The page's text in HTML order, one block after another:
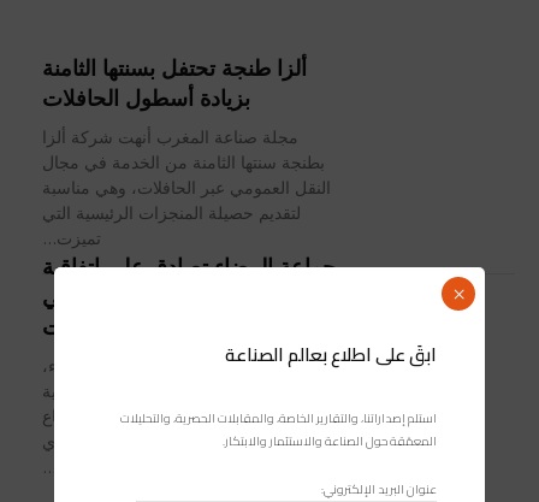
ألزا طنجة تحتفل بسنتها الثامنة
بزيادة أسطول الحافلات
مجلة صناعة المغرب أنهت شركة ألزا
بطنجة سنتها الثامنة من الخدمة في مجال
النقل العمومي عبر الحافلات، وهي مناسبة
لتقديم حصيلة المنجزات الرئيسية التي
تميزت...
جماعة البيضاء تصادق على اتفاقية
للتدبير المندمج للنقل العمومي
عبر الترامواي والحافلات
صادق مجلس جماعة الدار البيضاء،
بالإجماع على مشاريع تنموية تتعلق بالمالية
والمرافق والخدمات، وذلك خلال اجتماع
الدورة الاستثنائية لشهر يوليوز 2020 ، الذي
تم...
ابقَ على اطلاع بعالم الصناعة
استلم إصداراتنا، والتقارير الخاصة، والمقابلات الحصرية، والتحليلات
المعمّقة حول الصناعة والاستثمار والابتكار.
عنوان البريد الإلكتروني:
×